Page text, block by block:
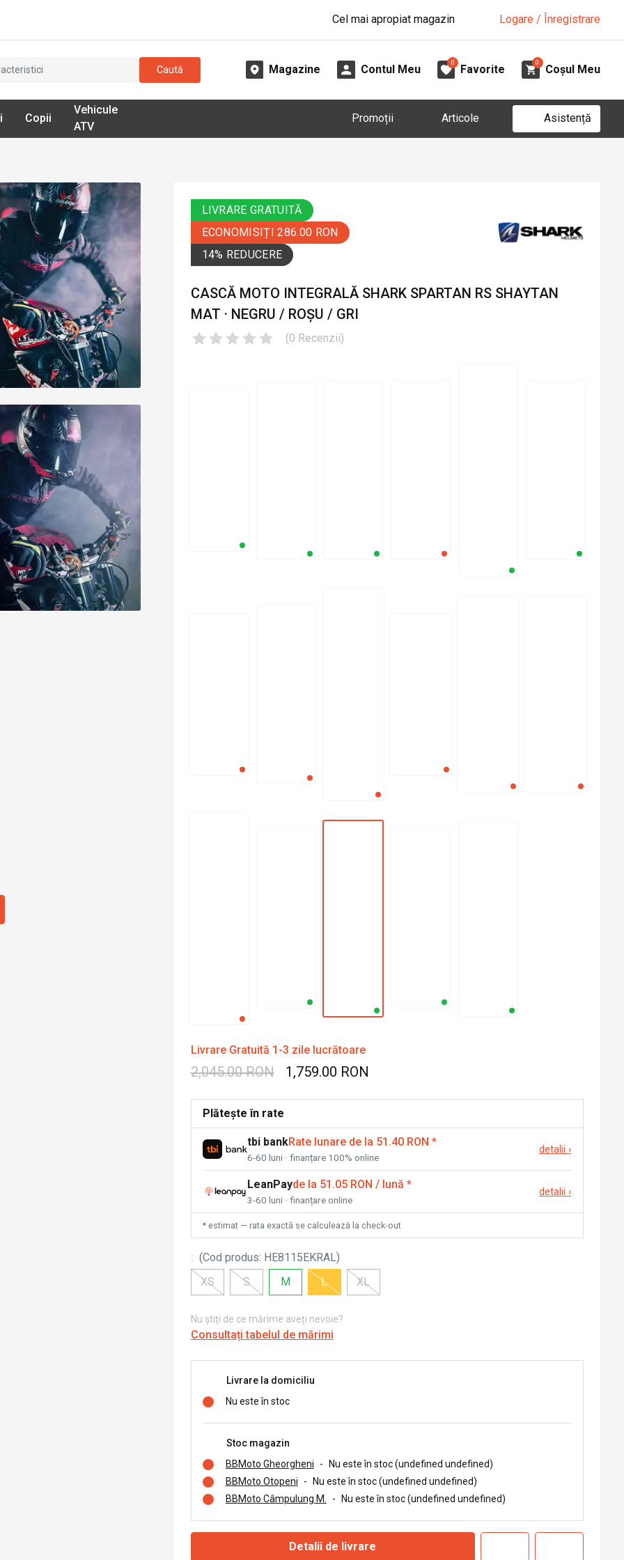
Cel mai apropiat magazin Logare / Înregistrare
Caută Magazine Contul Meu
0
Favorite
0
Coșul Meu
Copii
Vehicule
ATV
Promoții Articole Asistență
LIVRARE GRATUITĂ
ECONOMISIȚI 286.00 RON
14% REDUCERE
CASCĂ MOTO INTEGRALĂ SHARK SPARTAN RS SHAYTAN
MAT · NEGRU / ROȘU / GRI
(0 Recenzii)
Livrare Gratuită 1-3 zile lucrătoare
2,045.00 RON 1,759.00 RON
Plătește în rate
tbi bankRate lunare de la 51.40 RON *
6-60 luni · finanțare 100% online
detalii ›
LeanPayde la 51.05 RON / lună *
3-60 luni · finanțare online
detalii ›
* estimat — rata exactă se calculează la check-out
: (Cod produs: HE8115EKRAL)
XS
S M L XL
Nu știți de ce mărime aveți nevoie?
Consultați tabelul de mărimi
Livrare la domiciliu
Nu este în stoc
Stoc magazin
BBMoto Gheorgheni
-
Nu este în stoc (undefined undefined)
BBMoto Otopeni
-
Nu este în stoc (undefined undefined)
BBMoto Câmpulung M.
- Nu este în stoc (undefined undefined)
Detalii de livrare